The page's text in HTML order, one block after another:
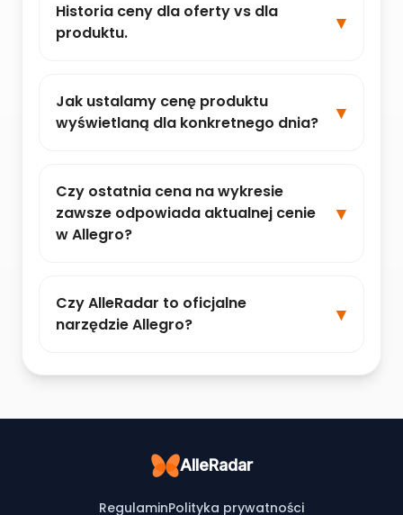
Historia ceny dla oferty vs dla
produktu.
Jak ustalamy cenę produktu
wyświetlaną dla konkretnego dnia?
Czy ostatnia cena na wykresie
zawsze odpowiada aktualnej cenie
w Allegro?
Czy AlleRadar to oficjalne
narzędzie Allegro?
AlleRadar
RegulaminPolityka prywatności